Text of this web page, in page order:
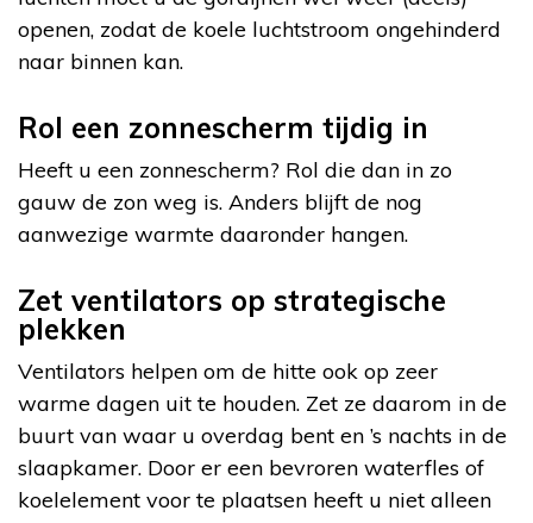
openen, zodat de koele luchtstroom ongehinderd
naar binnen kan.
Rol een zonnescherm tijdig in
Heeft u een zonnescherm? Rol die dan in zo
gauw de zon weg is. Anders blijft de nog
aanwezige warmte daaronder hangen.
Zet ventilators op strategische
plekken
Ventilators helpen om de hitte ook op zeer
warme dagen uit te houden. Zet ze daarom in de
buurt van waar u overdag bent en ’s nachts in de
slaapkamer. Door er een bevroren waterfles of
koelelement voor te plaatsen heeft u niet alleen